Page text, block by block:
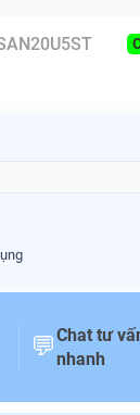
💬Chat tư
nhanh